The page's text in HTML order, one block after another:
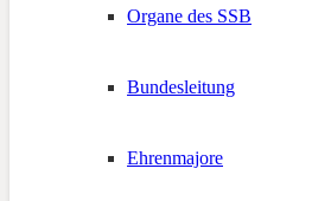
Organe des SSB
Bundesleitung
Ehrenmajore
KORTSCH – Für
mit der vom